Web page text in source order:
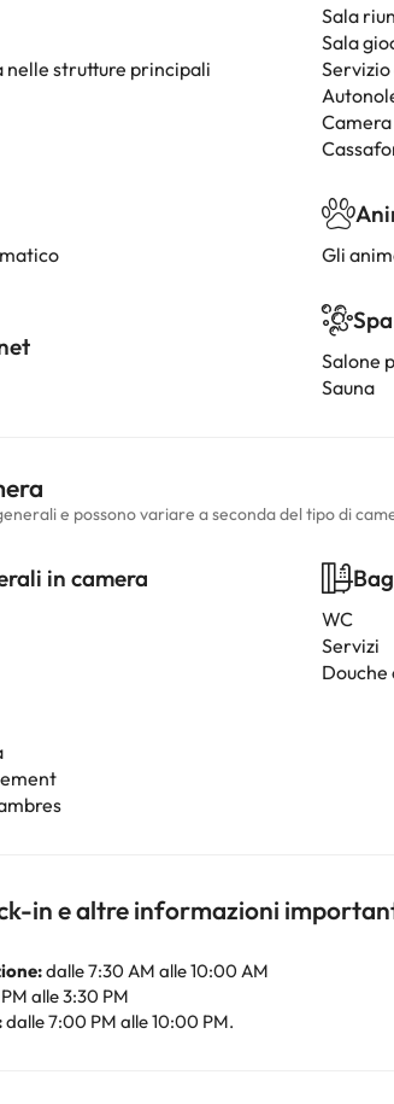
nelle strutture principali
Sala
Sala
Gli
Salone
Sauna
e possono variare a seconda del tipo di
in camera
WC
Servizi
Douche
in e altre informazioni
dalle 7:30 AM alle 10:00 AM
alle 3:30 PM
dalle 7:00 PM alle 10:00 PM.